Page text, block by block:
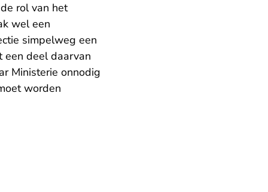
rol van het
wel een
simpelweg een
een deel daarvan
Ministerie onnodig
worden